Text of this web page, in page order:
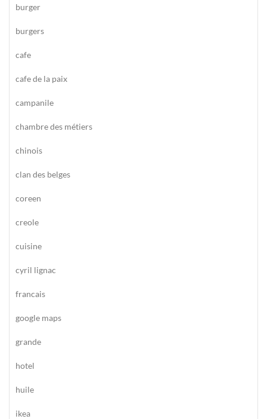
burger
burgers
cafe
cafe de la paix
campanile
chambre des métiers
chinois
clan des belges
coreen
creole
cuisine
cyril lignac
francais
google maps
grande
hotel
huile
ikea